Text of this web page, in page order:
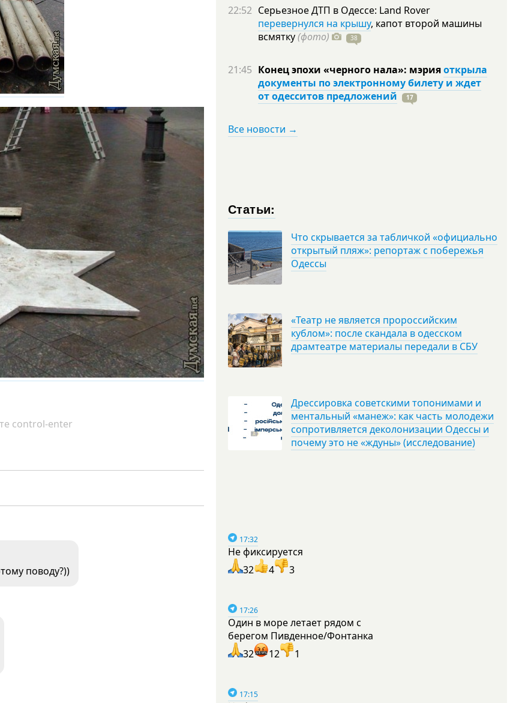
control-enter
поводу?))
22:52 Серьезное ДТП в Одессе: Land Rover
перевернулся на крышу, капот второй машины
всмятку(фото) 38
21:45 Конец эпохи «черного нала»: мэрияоткрыла
документы по электронному билету и ждет
от одесситов предложений
17
Все новости →
Статьи:
Что скрывается за табличкой «официально
открытый пляж»: репортаж с побережья
Одессы
«Театр не является пророссийским
кублом»: после скандала в одесском
драмтеатре материалы передали в СБУ
Дрессировка советскими топонимами и
ментальный «манеж»: как часть молодежи
сопротивляется деколонизации Одессы и
почему это не «ждуны» (исследование)
17:32
Не фиксируется
32
4 3
17:26
Один в море летает рядом с
берегом Пивденное/Фонтанка
32
12 1
17:15